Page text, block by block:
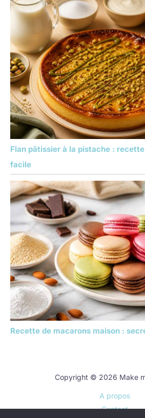
Flan pâtissier à la pistache :
facile
Recette de macarons maison :
Copyright © 2026 Make
A propos
Contact